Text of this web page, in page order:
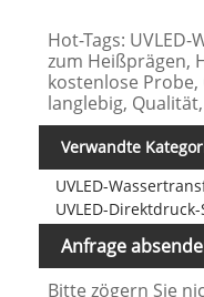
Hot-Tags:
zum Heißprägen,
kostenlose
langlebig,
Verwandte
UVLED-
UVLED-
Anfrage
Bitte zögern Sie